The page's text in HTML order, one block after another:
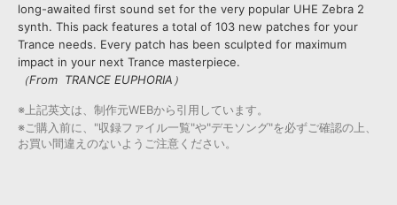
long-awaited first sound set for the very popular UHE Zebra 2
synth. This pack features a total of 103 new patches for your
Trance needs. Every patch has been sculpted for maximum
impact in your next Trance masterpiece.
（From TRANCE EUPHORIA）
※上記英文は、制作元WEBから引用しています。
※ご購入前に、"収録ファイル一覧"や"デモソング"を必ずご確認の上、
お買い間違えのないようご注意ください。